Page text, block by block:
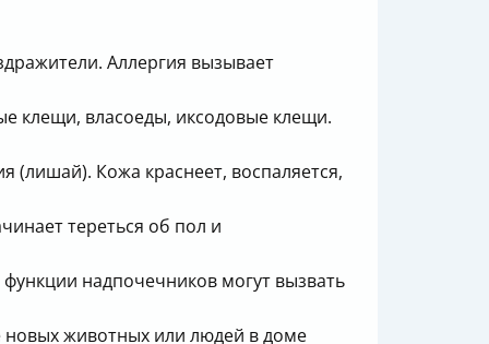
Аллергия вызывает
клещи, власоеды, иксодовые клещи.
Кожа краснеет, воспаляется,
тереться об пол и
надпочечников могут вызвать
животных или людей в доме